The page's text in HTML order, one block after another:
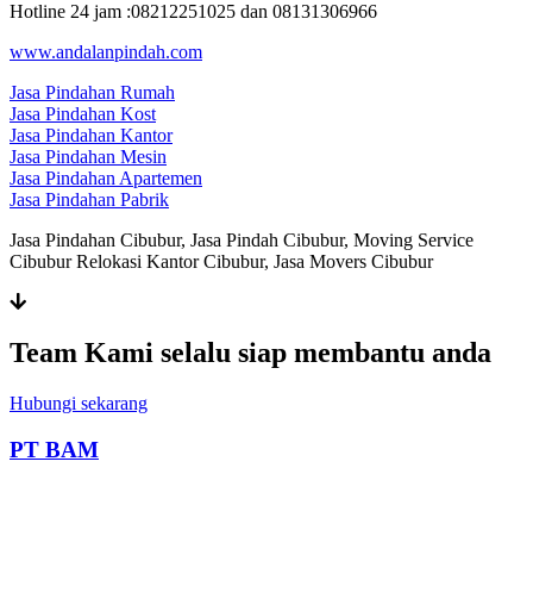
Hotline 24 jam :08212251025 dan 08131306966
www.andalanpindah.com
Jasa Pindahan Rumah
Jasa Pindahan Kost
Jasa Pindahan Kantor
Jasa Pindahan Mesin
Jasa Pindahan Apartemen
Jasa Pindahan Pabrik
Jasa Pindahan Cibubur, Jasa Pindah Cibubur, Moving Service
Cibubur Relokasi Kantor Cibubur, Jasa Movers Cibubur
Team Kami selalu siap membantu anda
Hubungi sekarang
PT BAM